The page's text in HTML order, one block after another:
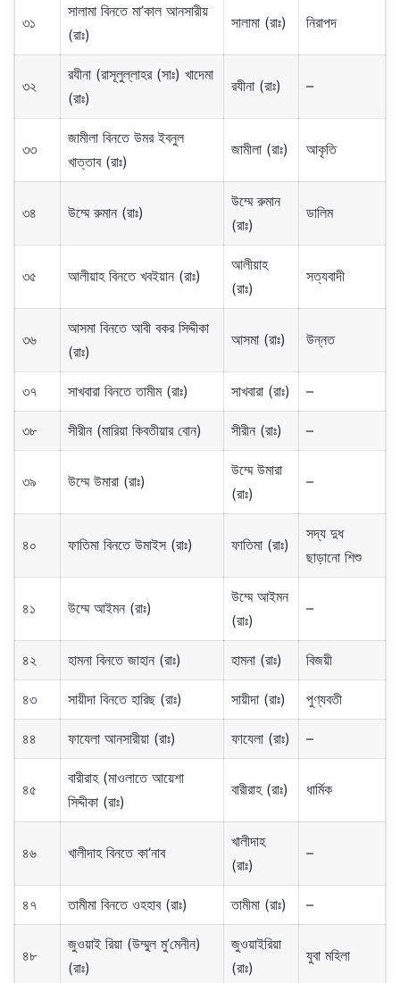
৩১
সালামা বিনতে মা’কাল আনসারীয়
(রাঃ)
সালামা (রাঃ) নিরাপদ
৩২
রযীনা (রাসূলুল্লাহর (সাঃ) খাদেমা
(রাঃ)
রযীনা (রাঃ) –
৩৩
জামীলা বিনতে উমর ইবনুল
খাত্তাব (রাঃ)
জামীলা (রাঃ) আকৃতি
৩৪ উম্মে রুমান (রাঃ)
উম্মে রুমান
(রাঃ)
ডালিম
৩৫ আলীয়াহ বিনতে খবইয়ান (রাঃ)
আলীয়াহ
(রাঃ)
সত্যবাদী
৩৬
আসমা বিনতে আবী বকর সিদ্দীকা
(রাঃ)
আসমা (রাঃ) উন্নত
৩৭ সাখবারা বিনতে তামীম (রাঃ) সাখবারা (রাঃ) –
৩৮ সীরীন (মারিয়া কিবতীয়ার বোন) সীরীন (রাঃ) –
৩৯ উম্মে উমারা (রাঃ)
উম্মে উমারা
(রাঃ)
–
৪০ ফাতিমা বিনতে উমাইস (রাঃ) ফাতিমা (রাঃ)
সদ্য দুধ
ছাড়ানো শিশু
৪১ উম্মে আইমন (রাঃ)
উম্মে আইমন
(রাঃ)
–
৪২ হামনা বিনতে জাহান (রাঃ) হামনা (রাঃ) বিজয়ী
৪৩ সায়ীদা বিনতে হারিছ (রাঃ) সায়ীদা (রাঃ) পুণ্যবতী
৪৪ ফাযেলা আনসারীয়া (রাঃ) ফাযেলা (রাঃ) –
৪৫
বারীরাহ (মাওলাতে আয়েশা
সিদ্দীকা (রাঃ)
বারীরাহ (রাঃ) ধার্মিক
৪৬ খালীদাহ বিনতে কা’নাব
খালীদাহ
(রাঃ)
–
৪৭ তামীমা বিনতে ওহহাব (রাঃ) তামীমা (রাঃ) –
৪৮
জুওয়াই রিয়া (উম্মুল মু’মেনীন)
(রাঃ)
জুওয়াইরিয়া
(রাঃ)
যুবা মহিলা